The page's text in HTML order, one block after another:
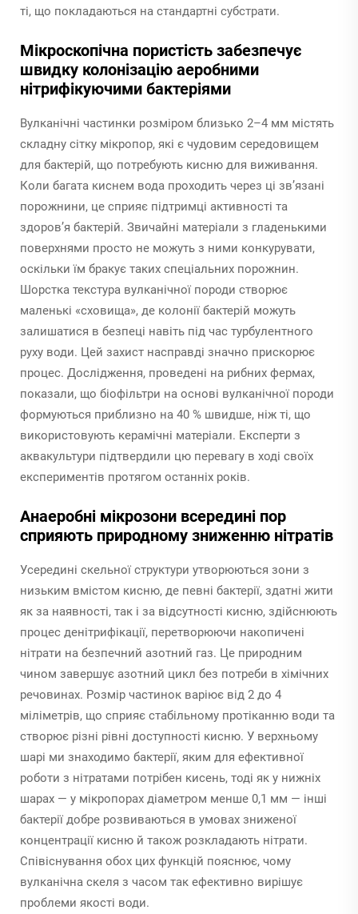
ті, що покладаються на стандартні субстрати.
Мікроскопічна пористість забезпечує
швидку колонізацію аеробними
нітрифікуючими бактеріями
Вулканічні частинки розміром близько 2–4 мм містять
складну сітку мікропор, які є чудовим середовищем
для бактерій, що потребують кисню для виживання.
Коли багата киснем вода проходить через ці зв’язані
порожнини, це сприяє підтримці активності та
здоров’я бактерій. Звичайні матеріали з гладенькими
поверхнями просто не можуть з ними конкурувати,
оскільки їм бракує таких спеціальних порожнин.
Шорстка текстура вулканічної породи створює
маленькі «сховища», де колонії бактерій можуть
залишатися в безпеці навіть під час турбулентного
руху води. Цей захист насправді значно прискорює
процес. Дослідження, проведені на рибних фермах,
показали, що біофільтри на основі вулканічної породи
формуються приблизно на 40 % швидше, ніж ті, що
використовують керамічні матеріали. Експерти з
аквакультури підтвердили цю перевагу в ході своїх
експериментів протягом останніх років.
Анаеробні мікрозони всередині пор
сприяють природному зниженню нітратів
Усередині скельної структури утворюються зони з
низьким вмістом кисню, де певні бактерії, здатні жити
як за наявності, так і за відсутності кисню, здійснюють
процес денітрифікації, перетворюючи накопичені
нітрати на безпечний азотний газ. Це природним
чином завершує азотний цикл без потреби в хімічних
речовинах. Розмір частинок варіює від 2 до 4
міліметрів, що сприяє стабільному протіканню води та
створює різні рівні доступності кисню. У верхньому
шарі ми знаходимо бактерії, яким для ефективної
роботи з нітратами потрібен кисень, тоді як у нижніх
шарах — у мікропорах діаметром менше 0,1 мм — інші
бактерії добре розвиваються в умовах зниженої
концентрації кисню й також розкладають нітрати.
Співіснування обох цих функцій пояснює, чому
вулканічна скеля з часом так ефективно вирішує
проблеми якості води.